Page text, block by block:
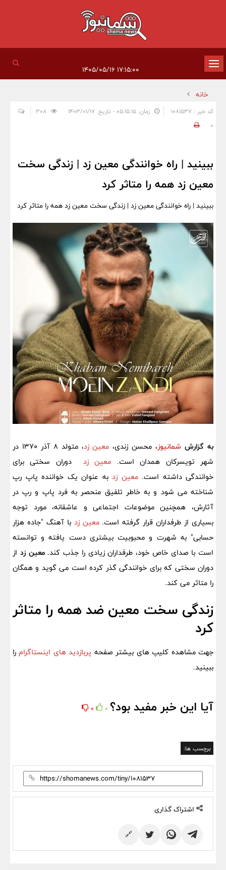
تغییر
وضعیت
ناوبری
خانه
کد خبر : 1081537 زمان: ۰۵:۱۵:۱۵ - تاریخ: ۱۴۰۳/۰۱/۱۷
0
ببینید | راه خوانندگی معین زد | زندگی سخت
معین زد همه را متاثر کرد
ببینید | راه خوانندگی معین زد | زندگی سخت معین زد همه را متاثر کرد
به گزارش شمانیوز، محسن زندی، معین زد
، متولد ۸ آذر ۱۳۷۰ در
شهر تویسرکان همدان است. معین زد دوران سختی برای
خوانندگی داشته است.معین زد به عنوان یک خواننده پاپ رپ
شناخته می شود و به خاطر تلفیق منحصر به فرد پاپ و رپ در
آثارش، همچنین موضوعات اجتماعی و عاشقانه، مورد توجه
بسیاری از طرفداران قرار گرفته است. معین زد با آهنگ "جاده هزار
حسابی" به شهرت و محبوبیت بیشتری دست یافته و توانسته
است با صدای خاص خود، طرفداران زیادی را جذب کند.معین زد از
دوران سختی که برای خوانندگی گذر کرده است می گوید و همگان
را متاثر می کند.
زندگی سخت معین ضد همه را متاثر
کرد
جهت مشاهده کلیپ های بیشتر صفحه پربازدید های اینستاگرامرا
ببینید.
آیا این خبر مفید بود؟ 0
0
برچسب ها:
اشتراک گذاری
🔗